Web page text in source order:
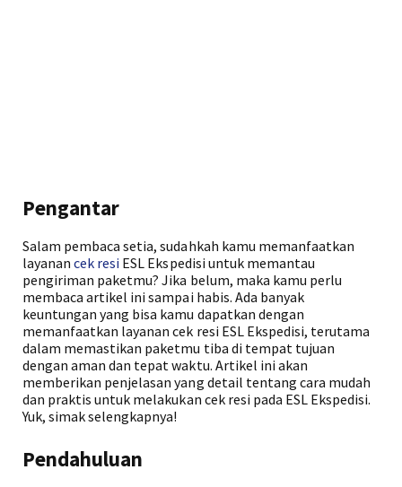
Pengantar
Salam pembaca setia, sudahkah kamu memanfaatkan
layanancek resi ESL Ekspedisi untuk memantau
pengiriman paketmu? Jika belum, maka kamu perlu
membaca artikel ini sampai habis. Ada banyak
keuntungan yang bisa kamu dapatkan dengan
memanfaatkan layanan cek resi ESL Ekspedisi, terutama
dalam memastikan paketmu tiba di tempat tujuan
dengan aman dan tepat waktu. Artikel ini akan
memberikan penjelasan yang detail tentang cara mudah
dan praktis untuk melakukan cek resi pada ESL Ekspedisi.
Yuk, simak selengkapnya!
Pendahuluan